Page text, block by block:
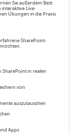
Sie außerdem Best
interaktive Live-
Übungen in die Praxis
SharePoint-
SharePoint in realen
von
auszutauschen
Apps